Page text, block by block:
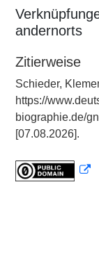
andernorts
Zitierweise
Schieder,
https://
biographie.de/
[07.08.2026].